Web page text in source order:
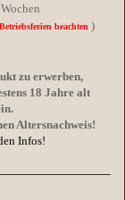
Betriebsferien beachten )
zu erwerben,
18 Jahre alt
Altersnachweis!
Infos!